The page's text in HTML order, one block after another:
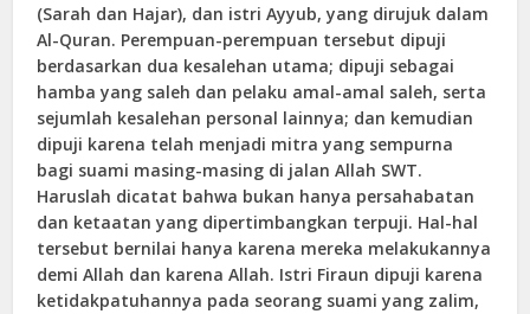
(Sarah dan Hajar), dan istri Ayyub, yang dirujuk dalam
Al-Quran. Perempuan-perempuan tersebut dipuji
berdasarkan dua kesalehan utama; dipuji sebagai
hamba yang saleh dan pelaku amal-amal saleh, serta
sejumlah kesalehan personal lainnya; dan kemudian
dipuji karena telah menjadi mitra yang sempurna
bagi suami masing-masing di jalan Allah SWT.
Haruslah dicatat bahwa bukan hanya persahabatan
dan ketaatan yang dipertimbangkan terpuji. Hal-hal
tersebut bernilai hanya karena mereka melakukannya
demi Allah dan karena Allah. Istri Firaun dipuji karena
ketidakpatuhannya pada seorang suami yang zalim,